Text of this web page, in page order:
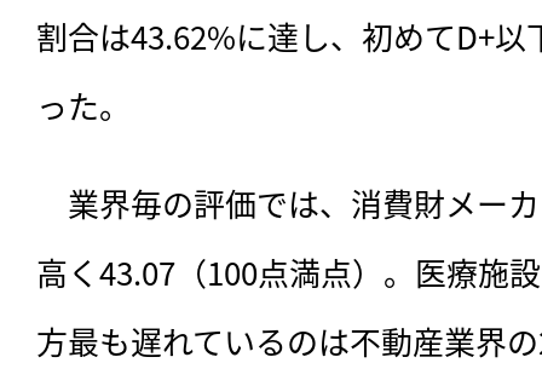
割合は43.62%に達し、初めてD+
った。
業界毎の評価では、消費財メー
高く43.07（100点満点）。医療施
方最も遅れているのは不動産業界